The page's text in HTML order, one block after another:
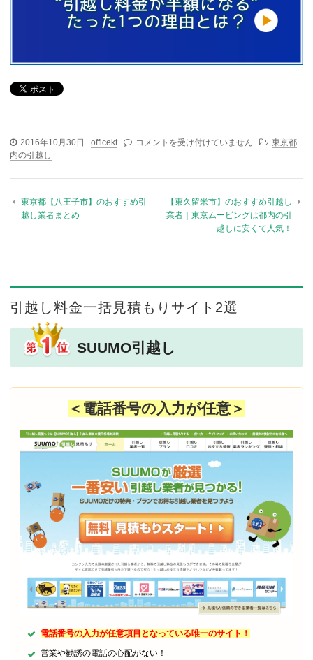
2016年10月30日 officekt
東京都【羽村市】のおすすめ引越し業者まと
コメントを受け付けていません
東京都
内の引越し
東京都【八王子市】のおすすめ引
越し業者まとめ
【東久留米市】のおすすめ引越し
業者｜東京ムービングは都内の引
越しに安くて人気！
引越し料金一括見積もりサイト2選
SUUMO引越し
＜電話番号の入力が任意＞
電話番号の入力が任意項目となっている唯一のサイト！
営業や勧誘の電話の心配がない！